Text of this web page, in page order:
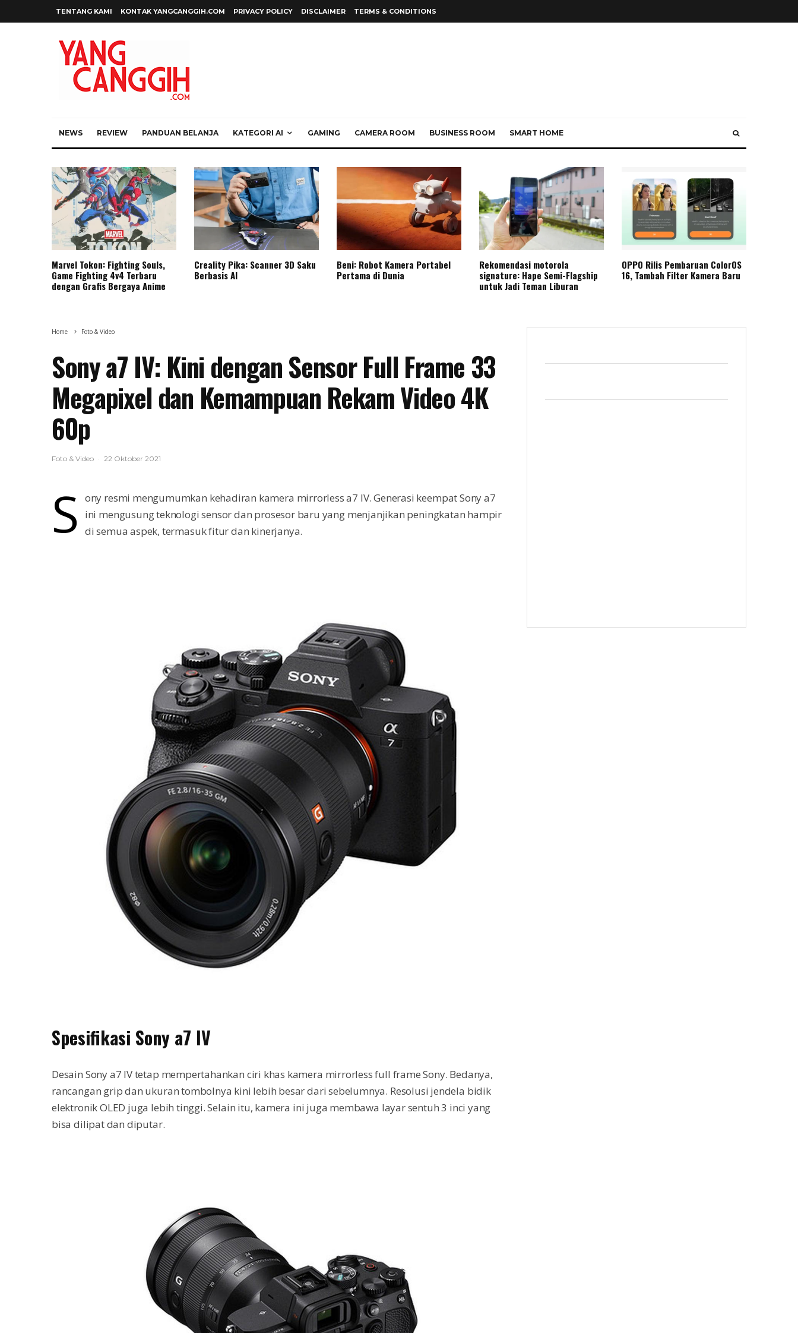
TENTANG KAMI KONTAK YANGCANGGIH.COM PRIVACY POLICY DISCLAIMER TERMS & CONDITIONS
NEWS REVIEW PANDUAN BELANJA KATEGORI AI GAMING CAMERA ROOM BUSINESS ROOM SMART HOME
Marvel Tokon: Fighting Souls,
Game Fighting 4v4 Terbaru
dengan Grafis Bergaya Anime
Creality Pika: Scanner 3D Saku
Berbasis AI
Beni: Robot Kamera Portabel
Pertama di Dunia
Rekomendasi motorola
signature: Hape Semi-Flagship
untuk Jadi Teman Liburan
OPPO Rilis Pembaruan ColorOS
16, Tambah Filter Kamera Baru
Home Foto & Video
Sony a7 IV: Kini dengan Sensor Full Frame 33
Megapixel dan Kemampuan Rekam Video 4K
60p
Foto & Video · 22 Oktober 2021
S ony resmi mengumumkan kehadiran kamera mirrorless a7 IV. Generasi keempat Sony a7
ini mengusung teknologi sensor dan prosesor baru yang menjanjikan peningkatan hampir
di semua aspek, termasuk fitur dan kinerjanya.
Spesifikasi Sony a7 IV
Desain Sony a7 IV tetap mempertahankan ciri khas kamera mirrorless full frame Sony. Bedanya,
rancangan grip dan ukuran tombolnya kini lebih besar dari sebelumnya. Resolusi jendela bidik
elektronik OLED juga lebih tinggi. Selain itu, kamera ini juga membawa layar sentuh 3 inci yang
bisa dilipat dan diputar.